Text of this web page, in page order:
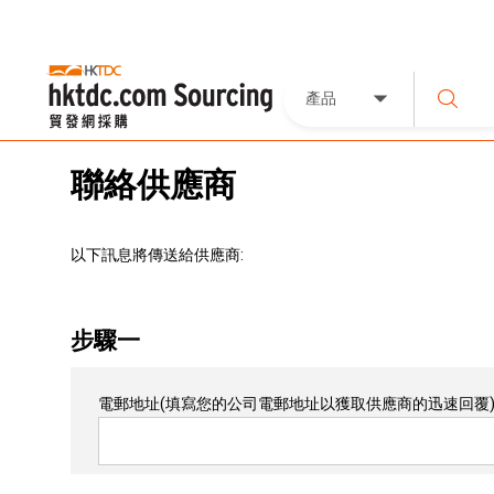
產品
聯絡供應商
以下訊息將傳送給供應商:
步驟一
電郵地址(填寫您的公司電郵地址以獲取供應商的迅速回覆)